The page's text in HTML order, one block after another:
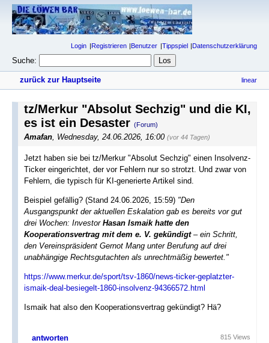
Login Registrieren Benutzer Tippspiel Datenschutzerklärung
Suche:
zurück zur Hauptseite linear
tz/Merkur "Absolut Sechzig" und die KI,
es ist ein Desaster (Forum)
Amafan, Wednesday, 24.06.2026, 16:00 (vor 44 Tagen)
Jetzt haben sie bei tz/Merkur "Absolut Sechzig" einen Insolvenz-
Ticker eingerichtet, der vor Fehlern nur so strotzt. Und zwar von
Fehlern, die typisch für KI-generierte Artikel sind.
Beispiel gefällig? (Stand 24.06.2026, 15:59) "Den
Ausgangspunkt der aktuellen Eskalation gab es bereits vor gut
drei Wochen: Investor Hasan Ismaik hatte den
Kooperationsvertrag mit dem e. V. gekündigt– ein Schritt,
den Vereinspräsident Gernot Mang unter Berufung auf drei
unabhängige Rechtsgutachten als unrechtmäßig bewertet."
https://www.merkur.de/sport/tsv-1860/news-ticker-geplatzter-
ismaik-deal-besiegelt-1860-insolvenz-94366572.html
Ismaik hat also den Kooperationsvertrag gekündigt? Hä?
antworten 815 Views